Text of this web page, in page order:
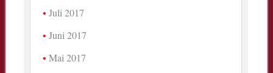
Juli 2017
Juni 2017
Mai 2017